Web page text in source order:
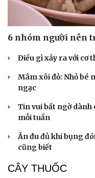
6 nhóm người nên
Điều gì xảy ra với cơ
Mâm xôi đỏ: Nhỏ bé
ngạc
Tin vui bất ngờ dành
mỗi tuần
Ăn đu đủ khi bụng
cũng biết
CÂY THUỐC